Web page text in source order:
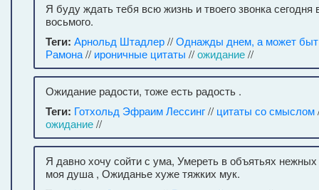
Я буду ждать тебя всю жизнь и твоего звонка сегодня
восьмого.
Теги: Арнольд Штадлер//Однажды днем, а может
Рамона// ироничные цитаты //ожидание//
Ожидание радости, тоже есть радость .
Теги: Готхольд Эфраим Лессинг// цитаты со смыслом
ожидание//
Я давно хочу сойти с ума, Умереть в объятьях нежных
моя душа , Ожиданье хуже тяжких мук.